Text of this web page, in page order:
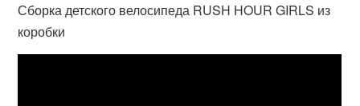
Сборка детского велосипеда RUSH HOUR GIRLS из
коробки